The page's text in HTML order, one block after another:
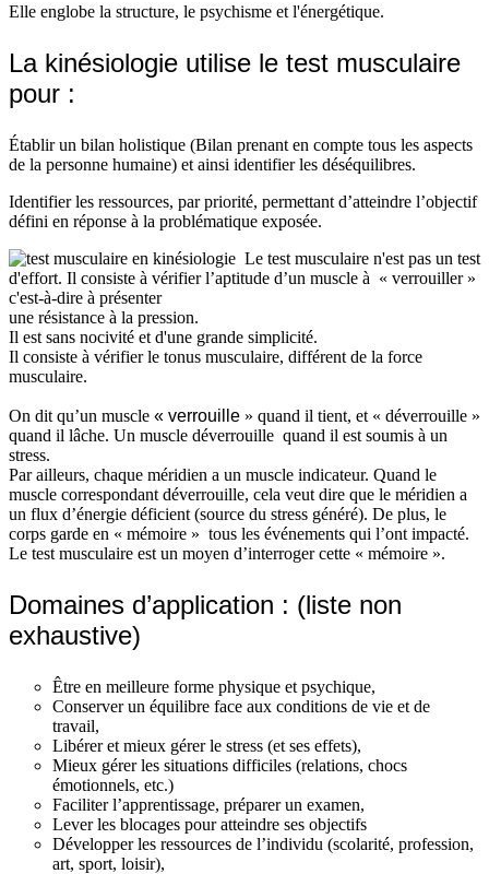
Elle englobe la structure, le psychisme et l'énergétique.
La kinésiologie utilise le test musculaire
pour :
Établir un bilan holistique (Bilan prenant en compte tous les aspects
de la personne humaine) et ainsi identifier les déséquilibres.
Identifier les ressources, par priorité, permettant d’atteindre l’objectif
défini en réponse à la problématique exposée.
Le test musculaire n'est pas un test
d'effort. Il consiste à vérifier l’aptitude d’un muscle à « verrouiller »
c'est-à-dire à présenter
une résistance à la pression.
Il est sans nocivité et d'une grande simplicité.
Il consiste à vérifier le tonus musculaire, différent de la force
musculaire.
On dit qu’un muscle « verrouille » quand il tient, et « déverrouille »
quand il lâche. Un muscle déverrouille quand il est soumis à un
stress.
Par ailleurs, chaque méridien a un muscle indicateur. Quand le
muscle correspondant déverrouille, cela veut dire que le méridien a
un flux d’énergie déficient (source du stress généré). De plus, le
corps garde en « mémoire » tous les événements qui l’ont impacté.
Le test musculaire est un moyen d’interroger cette « mémoire ».
Domaines d’application : (liste non
exhaustive)
Être en meilleure forme physique et psychique,
Conserver un équilibre face aux conditions de vie et de
travail,
Libérer et mieux gérer le stress (et ses effets),
Mieux gérer les situations difficiles (relations, chocs
émotionnels, etc.)
Faciliter l’apprentissage, préparer un examen,
Lever les blocages pour atteindre ses objectifs
Développer les ressources de l’individu (scolarité, profession,
art, sport, loisir),